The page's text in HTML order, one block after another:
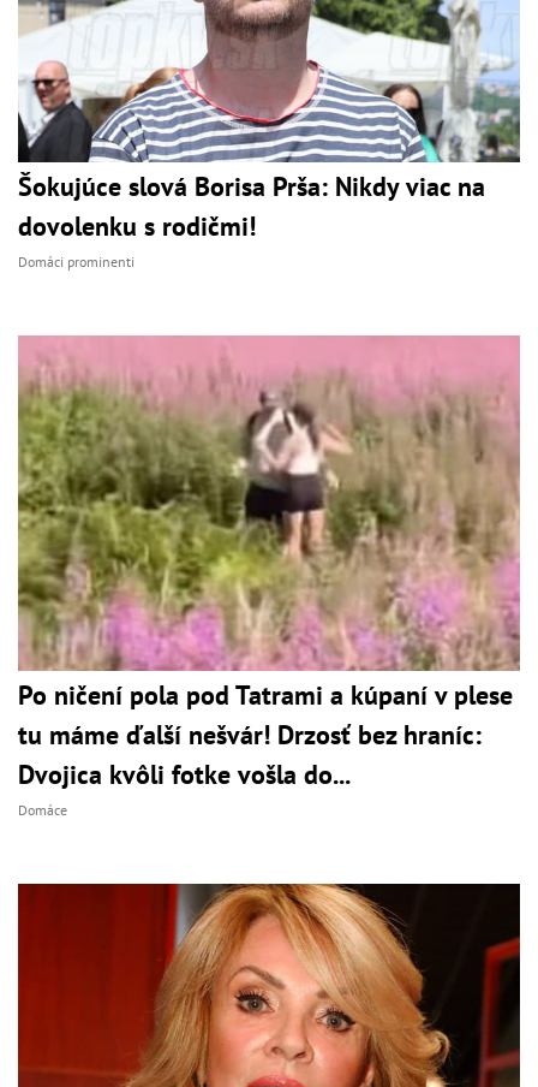
Šokujúce slová Borisa Prša: Nikdy viac na
dovolenku s rodičmi!
Domáci prominenti
Po ničení pola pod Tatrami a kúpaní v plese
tu máme ďalší nešvár! Drzosť bez hraníc:
Dvojica kvôli fotke vošla do...
Domáce